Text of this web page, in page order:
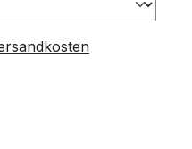
von 5 von 5 Sternen